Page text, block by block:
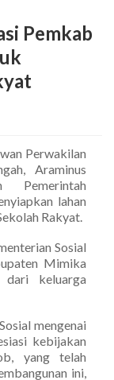
Pemkab
Perwakilan
Araminus
Pemerintah
lahan
Rakyat.
Sosial
Mimika
dari keluarga
mengenai
kebijakan
yang telah
ini,